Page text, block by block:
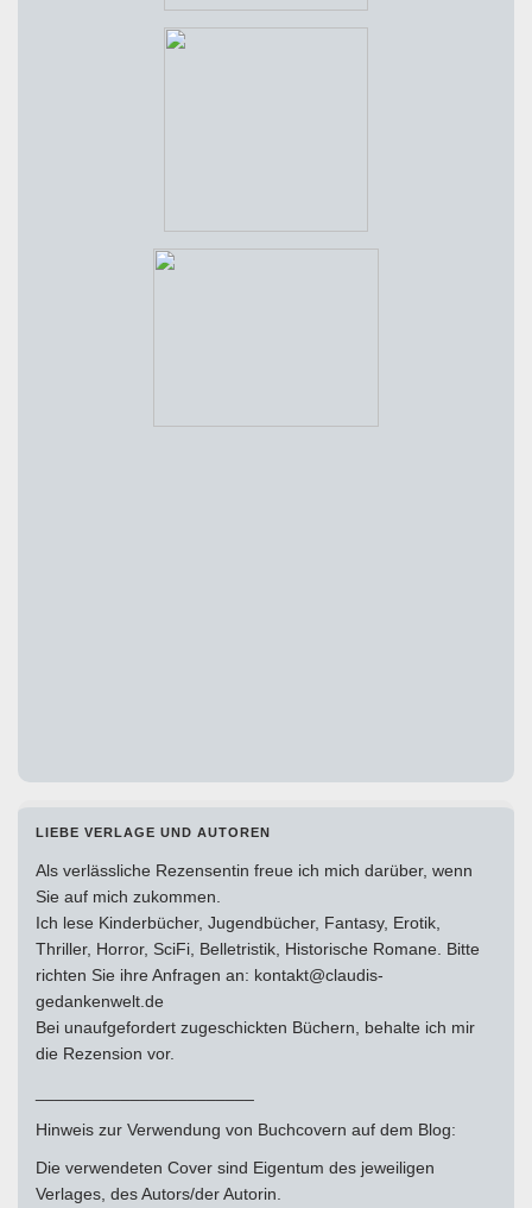
LIEBE VERLAGE UND AUTOREN
Als verlässliche Rezensentin freue ich mich darüber, wenn
Sie auf mich zukommen.
Ich lese Kinderbücher, Jugendbücher, Fantasy, Erotik,
Thriller, Horror, SciFi, Belletristik, Historische Romane. Bitte
richten Sie ihre Anfragen an: kontakt@claudis-
gedankenwelt.de
Bei unaufgefordert zugeschickten Büchern, behalte ich mir
die Rezension vor.
Hinweis zur Verwendung von Buchcovern auf dem Blog:
Die verwendeten Cover sind Eigentum des jeweiligen
Verlages, des Autors/der Autorin.